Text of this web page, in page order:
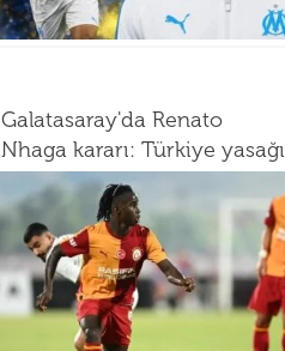
Galatasaray'da Renato
Nhaga kararı: Türkiye yasağı